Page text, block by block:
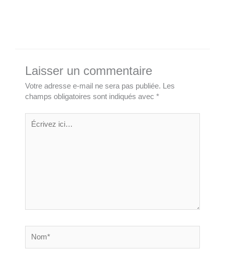
Laisser un commentaire
Votre adresse e-mail ne sera pas publiée.
Les
champs obligatoires sont indiqués avec *
ici…